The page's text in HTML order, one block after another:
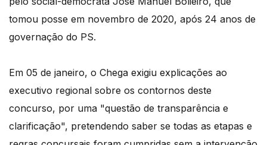
tomou posse em novembro de 2020, após 24 anos de
governação do PS.
Em 05 de janeiro, o Chega exigiu explicações ao
executivo regional sobre os contornos deste
concurso, por uma "questão de transparência e
clarificação", pretendendo saber se todas as etapas e